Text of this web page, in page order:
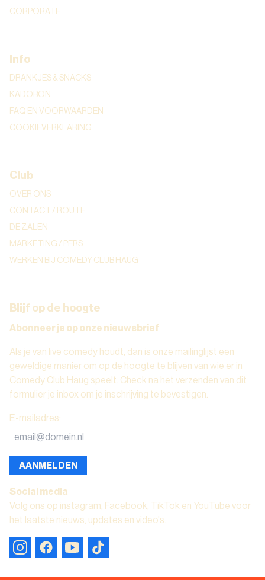
CORPORATE
Info
DRANKJES & SNACKS
KADOBON
FAQ EN VOORWAARDEN
COOKIEVERKLARING
Club
OVER ONS
CONTACT / ROUTE
DE ZALEN
MARKETING / PERS
WERKEN BIJ COMEDY CLUB HAUG
Blijf op de hoogte
Abonneer je op onze nieuwsbrief
Als je van live comedy houdt, dan is onze mailinglijst een
geweldige manier om op de hoogte te blijven van wie er in
Comedy Club Haug speelt. Check na het verzenden van dit
formulier je inbox om je inschrijving te bevestigen.
E-mailadres:
AANMELDEN
Social media
Volg ons op instagram, Facebook, TikTok en YouTube voor
het laatste nieuws, updates en video's.